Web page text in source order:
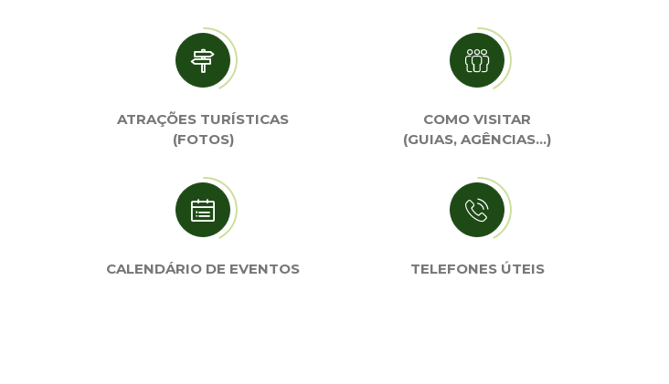
ATRAÇÕES TURÍSTICAS
(FOTOS)
COMO VISITAR
(GUIAS, AGÊNCIAS…)
CALENDÁRIO DE EVENTOS TELEFONES ÚTEIS